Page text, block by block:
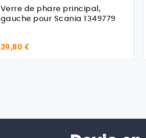
Verre de phare principal,
gauche pour Scania 1349779
39,80 €